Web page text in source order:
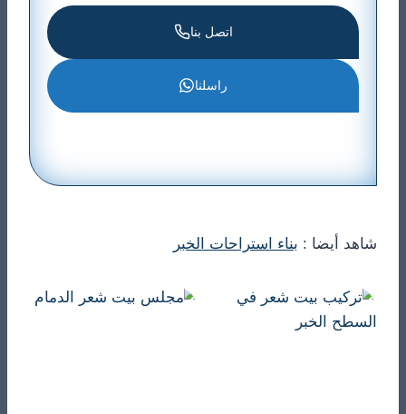
اتصل بنا
راسلنا
شاهد أيضا : بناء استراحات الخبر